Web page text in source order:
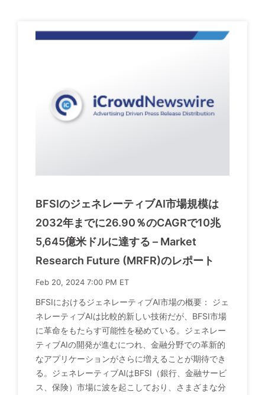
BFSIのジェネレーティブAI市場規模は
2032年までに26.90％のCAGRで10兆
5,645億米ドルに達する – Market
Research Future (MRFR)のレポート
Feb 20, 2024 7:00 PM ET
BFSIにおけるジェネレーティブAI市場の概要： ジェ
ネレーティブAIは比較的新しい技術だが、BFSI市場
に革命をもたらす可能性を秘めている。ジェネレー
ティブAIの開発が進むにつれ、金融分野での革新的
なアプリケーションがさらに増えることが期待でき
る。ジェネレーティブAIはBFSI（銀行、金融サービ
ス、保険）市場に波を起こしており、さまざまな分